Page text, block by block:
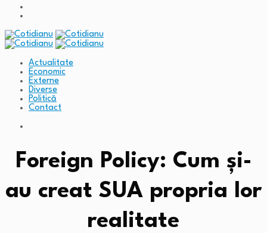
Actualitate
Economic
Externe
Diverse
Politică
Contact
Foreign Policy: Cum și-
au creat SUA propria lor
realitate